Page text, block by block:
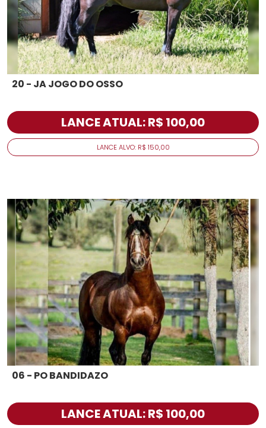
20 - JA JOGO DO OSSO
LANCE ATUAL: R$ 100,00
LANCE ALVO: R$ 150,00
06 - PO BANDIDAZO
LANCE ATUAL: R$ 100,00